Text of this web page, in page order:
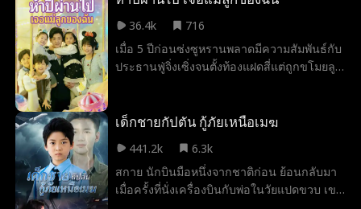
นางจึงสำแดงเดชปราบกบฏและคนชั่ว พร้อม
หนุนหลังอ๋องเจิ้นหนาน กู้หลิงเฉิน ให้ขึ้นครอง
ราชย์ หลังกอบกู้แคว้นสำเร็จ นางก็เร้นกาย
36.4k
716
เมื่อ 5 ปีก่อนซ่งซูหรานพลาดมีความสัมพันธ์กับ
ประธานฟู่จิ่งเซิ่งจนตั้งท้องแฝดสี่แต่ถูกขโมยลูก
ความใกล้ชิดทำให้ท่านประธานเริ่มมีใจให้เธอ
เด็กชายกัปตัน กู้ภัยเหนือเมฆ
441.2k
6.3k
สกาย นักบินมือหนึ่งจากชาติก่อน ย้อนกลับมา
เมื่อครั้งที่นั่งเครื่องบินกับพ่อในวัยแปดขวบ เขา